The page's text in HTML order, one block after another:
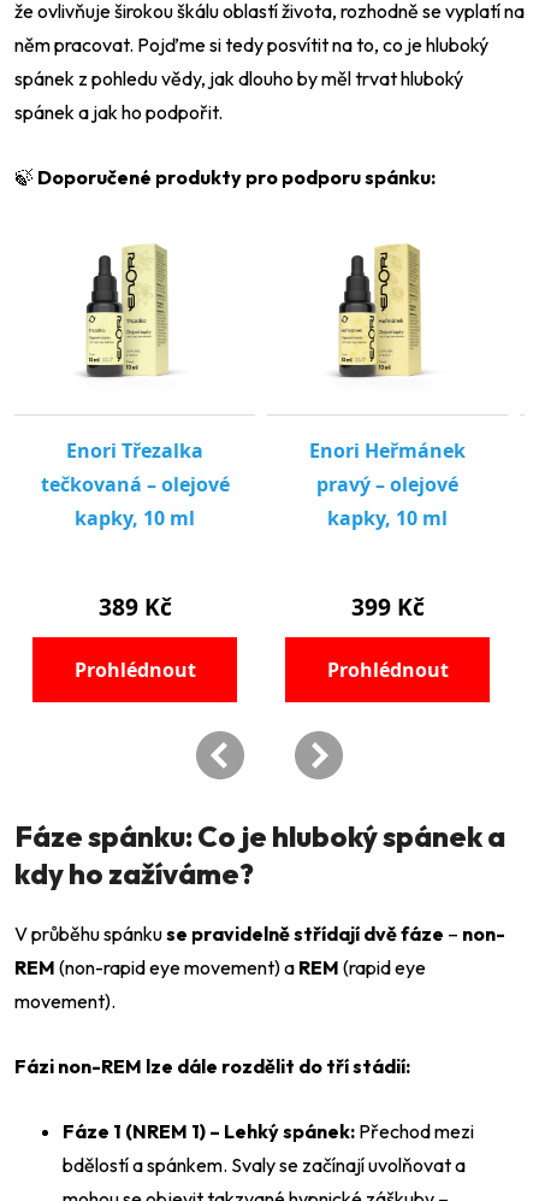
že ovlivňuje širokou škálu oblastí života, rozhodně se vyplatí na
něm pracovat. Pojďme si tedy posvítit na to, co je hluboký
spánek z pohledu vědy, jak dlouho by měl trvat hluboký
spánek a jak ho podpořit.
🍃 Doporučené produkty pro podporu spánku:
Fáze spánku: Co je hluboký spánek a
kdy ho zažíváme?
V průběhu spánkuse pravidelně střídají dvě fáze – non-
REM (non-rapid eye movement) a REM (rapid eye
movement).
Fázi non-REM lze dále rozdělit do tří stádií:
Fáze 1 (NREM 1) – Lehký spánek: Přechod mezi
bdělostí a spánkem. Svaly se začínají uvolňovat a